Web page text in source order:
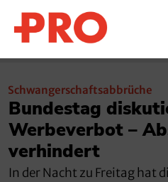
Schwangerschaftsabbrüche
Bundestag
Werbeverbot –
verhindert
In der Nacht zu Freitag hat